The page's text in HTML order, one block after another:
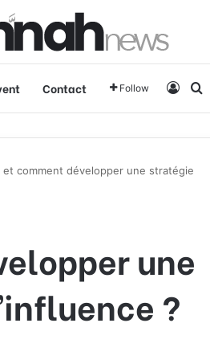
Contact Follow Log In
et comment développer une stratégie
une
?